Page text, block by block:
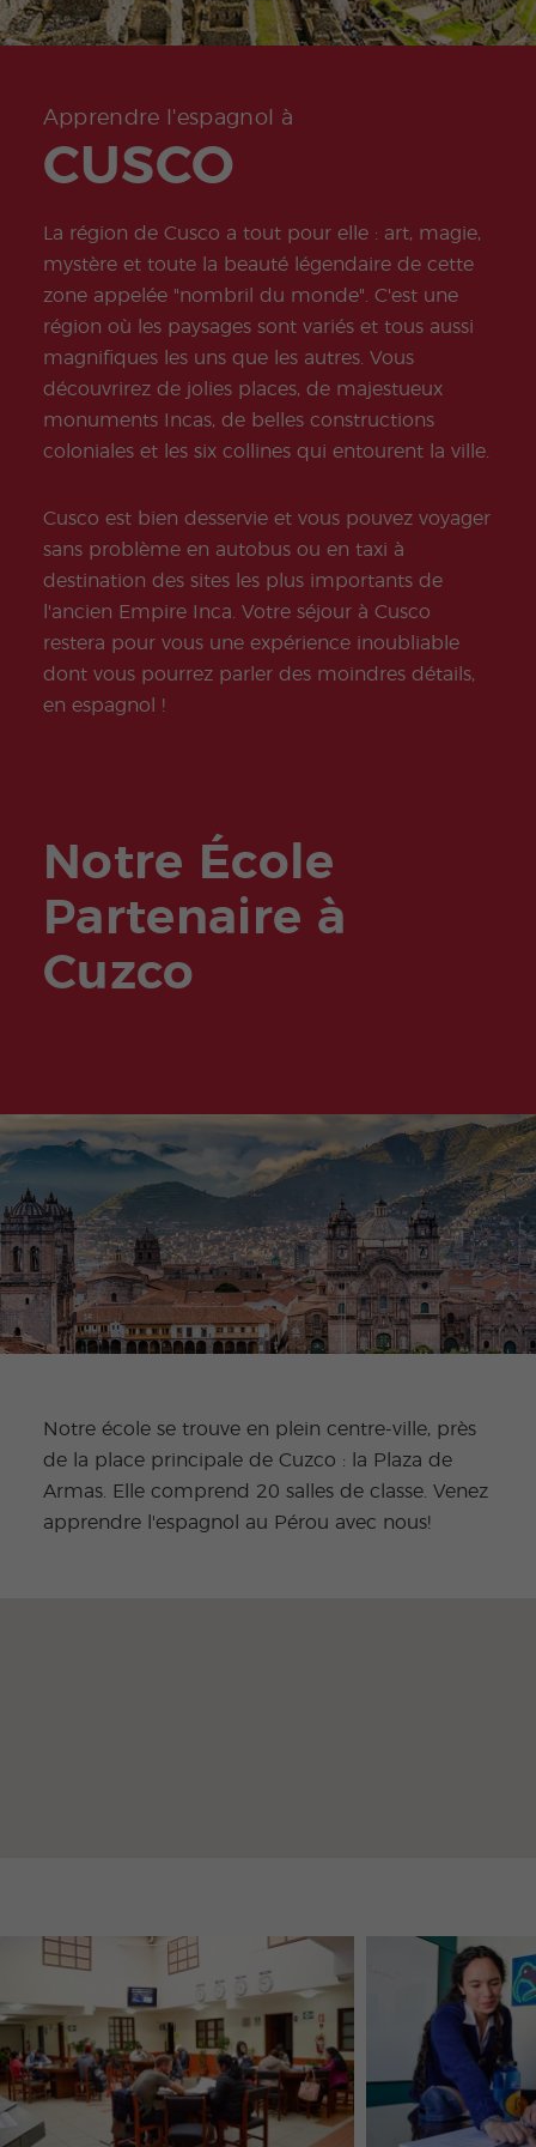
Valen
ce
Préparation
à l'examen
Préparation
à l'examen
COCM10
Santé
e
sabb
amm
e
Famil
le
amm
e
sseurs
d'esp
Progr
amm
Noël
Progr
amm
d'Esp
agnol
curric
ular
ties
amm
es
es et
Jeun
Adult
Prépa
ration
ity
meas
ures
don
Quijo
icate
Oppo
rtunit
Apprendre l'espagnol à
CUSCO
La région de Cusco a tout pour elle : art, magie,
mystère et toute la beauté légendaire de cette
zone appelée "nombril du monde". C'est une
région où les paysages sont variés et tous aussi
magnifiques les uns que les autres. Vous
découvrirez de jolies places, de majestueux
monuments Incas, de belles constructions
coloniales et les six collines qui entourent la ville.
Cusco est bien desservie et vous pouvez voyager
sans problème en autobus ou en taxi à
destination des sites les plus importants de
l'ancien Empire Inca. Votre séjour à Cusco
restera pour vous une expérience inoubliable
dont vous pourrez parler des moindres détails,
en espagnol !
Notre École
Partenaire à
Cuzco
Notre école se trouve en plein centre-ville, près
de la place principale de Cuzco : la Plaza de
Armas. Elle comprend 20 salles de classe. Venez
apprendre l'espagnol au Pérou avec nous!